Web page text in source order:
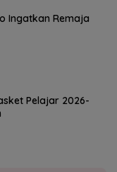
Ingatkan Remaja
Pelajar 2026-